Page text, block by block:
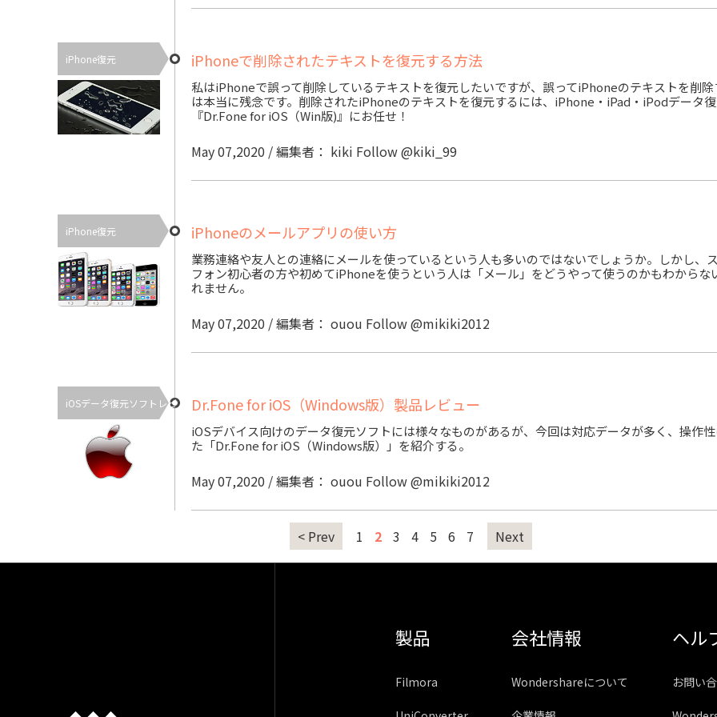
iPhone復元 iPhoneで削除されたテキストを復元する方法
私はiPhoneで誤って削除しているテキストを復元したいですが、誤ってiPhoneのテキストを削除
は本当に残念です。削除されたiPhoneのテキストを復元するには、iPhone・iPad・iPodデータ
『Dr.Fone for iOS（Win版)』にお任せ！
May 07,2020 / 編集者： kiki Follow @kiki_99
iPhone復元 iPhoneのメールアプリの使い方
業務連絡や友人との連絡にメールを使っているという人も多いのではないでしょうか。しかし、
フォン初心者の方や初めてiPhoneを使うという人は「メール」をどうやって使うのかもわからな
れません。
May 07,2020 / 編集者： ouou Follow @mikiki2012
iOSデータ復元ソフトレビ Dr.Fone for iOS（Windows版）製品レビュー
iOSデバイス向けのデータ復元ソフトには様々なものがあるが、今回は対応データが多く、操作
た「Dr.Fone for iOS（Windows版）」を紹介する。
May 07,2020 / 編集者： ouou Follow @mikiki2012
< Prev 1 2 3 4 5 6 7 Next
製品
Filmora
会社情報
Wondershareについて
ヘル
お問い